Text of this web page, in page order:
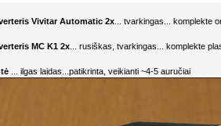
Vivitar Automatic 2x ... tvarkingas... komplekte
MC K1 2x ... rusiškas, tvarkingas... komplekte
... ilgas laidas...patikrinta, veikianti ~4-5 auručiai